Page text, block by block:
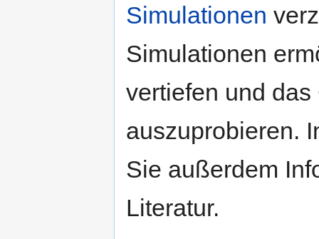
Simulationen
Simulationen
vertiefen und
auszuprobieren.
Sie außerdem
Literatur.